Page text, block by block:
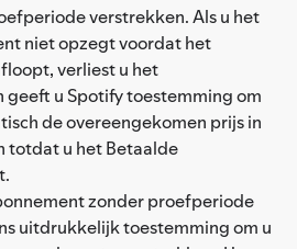
verstrekken. Als u het
niet opzegt voordat het
verliest u het
geeft u Spotify toestemming om
de overeengekomen prijs in
totdat u het Betaalde
zonder proefperiode
uitdrukkelijk toestemming om u